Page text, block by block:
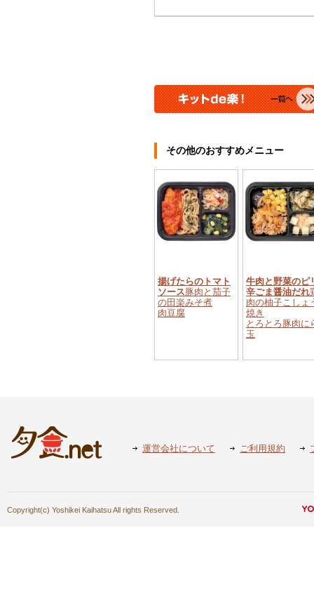
その他のおすすめメニュー
揚げたらのトマト
ソース豚肉と茄子
の田楽みそ煮
肉豆腐
牛肉と野菜のピ
辛ごま醤油だれ
肉の柚子こしょ
焼き
とろとろ豚肉に
玉
運営会社について ご利用規約
Copyright(c) Yoshikei Kaihatsu All rights Reserved.